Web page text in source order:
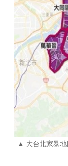
▲ 大台北家暴地